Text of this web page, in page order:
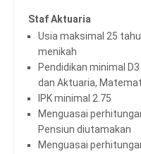
Staf Aktuaria
Usia maksimal 25
menikah
Pendidikan minimal
dan Aktuaria,
IPK minimal 2.75
Menguasai
Pensiun diutamakan
Menguasai